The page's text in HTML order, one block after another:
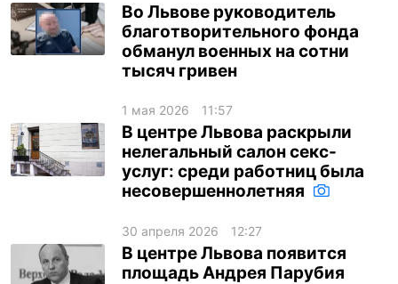
Во Львове руководитель
благотворительного фонда
обманул военных на сотни
тысяч гривен
1 мая 2026 11:57
В центре Львова раскрыли
нелегальный салон секс-
услуг: среди работниц была
несовершеннолетняя
30 апреля 2026 12:27
В центре Львова появится
площадь Андрея Парубия